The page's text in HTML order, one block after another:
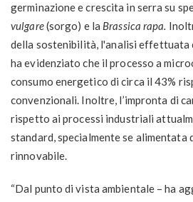
germinazione e crescita in serra su
vulgare(sorgo) e la Brassica rapa.
della sostenibilità, l'analisi effettuata
ha evidenziato che il processo a
consumo energetico di circa il 43%
convenzionali. Inoltre, l’impronta di
rispetto ai processi industriali
standard, specialmente se alimentata
rinnovabile.
“Dal punto di vista ambientale – ha